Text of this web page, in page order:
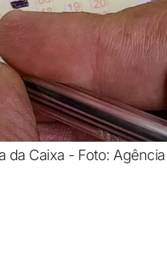
Caixa - Foto: